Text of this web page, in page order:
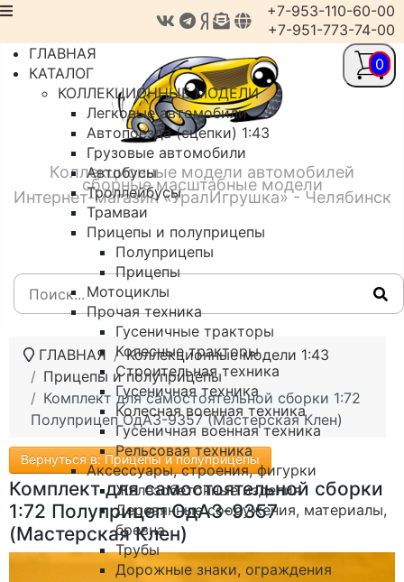
Коллекционные модели автомобилей
сборные масштабные модели
Интернет-магазин «УралИгрушка» - Челябинск
+7-953-110-60-00
+7-951-773-74-00
ГЛАВНАЯ
КАТАЛОГ
КОЛЛЕКЦИОННЫЕ МОДЕЛИ
Легковые автомобили
Автопоезда (сцепки) 1:43
Грузовые автомобили
Автобусы
Троллейбусы
Трамваи
Прицепы и полуприцепы
Полуприцепы
Прицепы
Мотоциклы
Прочая техника
Гусеничные тракторы
Колесные тракторы
Строительная техника
Гусеничная техника
Колесная военная техника
Гусеничная военная техника
Рельсовая техника
Аксессуары, строения, фигурки
Железобетонные изделия
Деревянные сооружения, материалы,
бревна
Трубы
Дорожные знаки, ограждения
ГЛАВНАЯ
Коллекционные модели 1:43
Прицепы и полуприцепы
Комплект для самостоятельной сборки 1:72
Полуприцеп ОдАЗ-9357 (Мастерская Клен)
Вернуться в: Прицепы и полуприцепы
Комплект для самостоятельной сборки
1:72 Полуприцеп ОдАЗ-9357
(Мастерская Клен)
0